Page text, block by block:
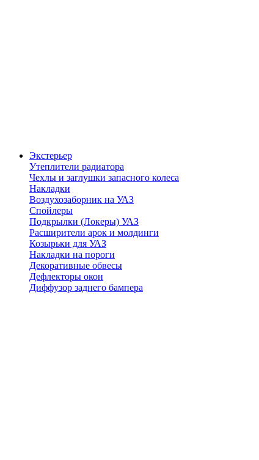
Экстерьер
Утеплители радиатора
Чехлы и заглушки запасного колеса
Накладки
Воздухозаборник на УАЗ
Спойлеры
Подкрылки (Локеры) УАЗ
Расширители арок и молдинги
Козырьки для УАЗ
Накладки на пороги
Декоративные обвесы
Дефлекторы окон
Диффузор заднего бампера